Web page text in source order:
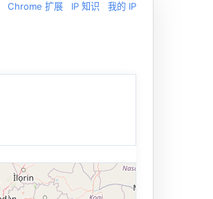
Chrome 扩展 IP 知识 我的 IP